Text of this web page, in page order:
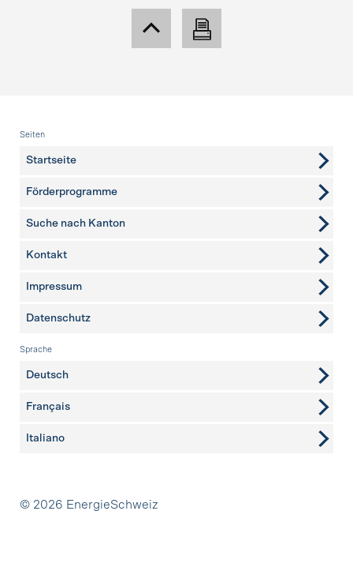
Fusszeile
Seiten
Startseite
Förderprogramme
Suche nach Kanton
weitere Seiten
Kontakt
Impressum
Datenschutz
Sprache
Deutsch
Français
Italiano
Partner
© 2026 EnergieSchweiz